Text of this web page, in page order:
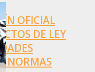
OFICIAL
DE LEY
NORMAS